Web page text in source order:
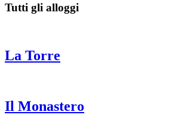
Tutti gli alloggi
La Torre
Il Monastero